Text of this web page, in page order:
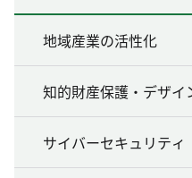
地域産業の活性化
知的財産保護・デザイ
サイバーセキュリティ